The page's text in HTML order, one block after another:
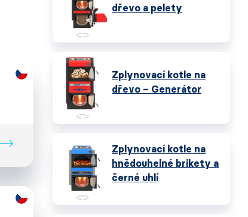
dřevo a pelety
Zplynovací kotle na
dřevo – Generátor
Zplynovací kotle na
hnědouhelné brikety a
černé uhlí